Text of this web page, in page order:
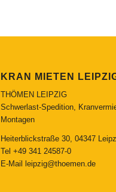
KRAN MIETEN
THÖMEN LEIPZIG
Schwerlast-Spedition,
Montagen
Heiterblickstraße 30, 04347
Tel +49 341 24587-0
E-Mail
leipzig@thoemen.de